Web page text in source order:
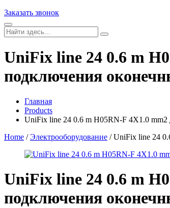
Заказать звонок
UniFix line 24 0.6 m
подключения
Главная
Products
UniFix line 24 0.6 m H05RN-F 4X1.0 mm2
Home /Электрооборудование / UniFix line 24
UniFix line 24 0.6 m
подключения